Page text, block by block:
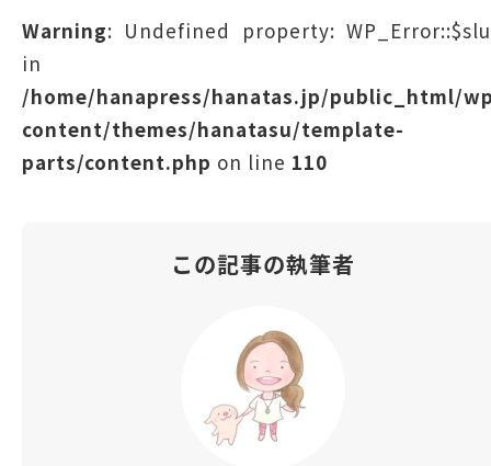
Warning: Undefined property:
in
/home/hanapress/hanatas.jp/public_html/
content/themes/hanatasu/template-
parts/content.php on line 110
この記事の執筆者